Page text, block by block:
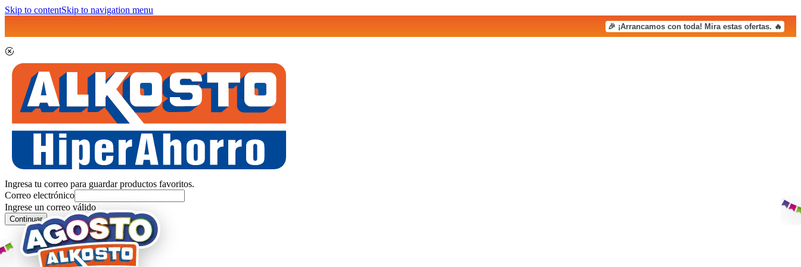
Skip to contentSkip to navigation menu
🎉 ¡Arrancamos con toda! Mira estas ofertas. 🔥
Ingresa tu correo para guardar productos favoritos.
Correo electrónico
Ingrese un correo válido
Continuar